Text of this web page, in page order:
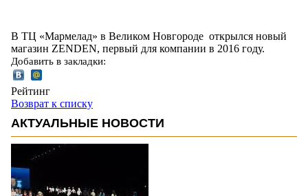
В ТЦ «Мармелад» в Великом Новгороде открылся новый
магазин ZENDEN, первый для компании в 2016 году.
Добавить в закладки:
Рейтинг
Возврат к списку
АКТУАЛЬНЫЕ НОВОСТИ